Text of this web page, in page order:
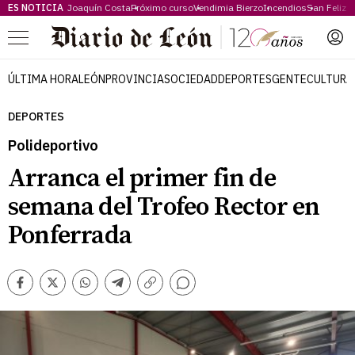
ES NOTICIA Joaquín CostaPróximo cursoVendimia BierzoIncendiosSan Feliz
Menú
ÚLTIMA HORALEÓNPROVINCIASOCIEDADDEPORTESGENTECULTURA
DEPORTES
Polideportivo
Arranca el primer fin de
semana del Trofeo Rector en
Ponferrada
Facebook
TwitterWhatsappTelegram
Copiar
Comentarios